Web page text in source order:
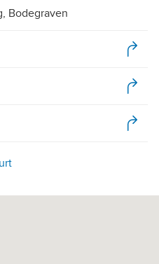
Bodegraven